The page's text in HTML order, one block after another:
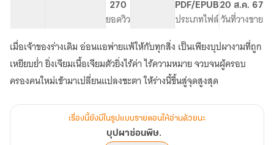
270
ยอดวิว
PDF/EPUB
ประเภทไฟล์
20 ส.ค. 67
วันที่วางขาย
เมื่อเจ้าของร่างเดิม อ่อนแอพ่ายแพ้ให้กับทุกสิ่ง เป็นเพียงบุปผางามที่ถูก
เหยียบย่ำ ยิ่งเจียมเนื้อเจียมตัวยิ่งไร้ค่า ไร้ความหมาย จวบจนผู้ครอบ
ครองคนใหม่เข้ามาเปลี่ยนแปลงชะตา ให้ร่างนี้ขึ้นสู่จุดสูงสุด
เรื่องนี้ยังมีในรูปแบบรายตอนให้อ่านด้วยนะ
บุปผาซ่อนพิษ.